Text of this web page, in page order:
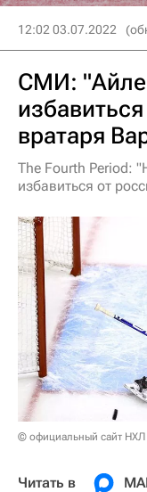
12:02 03.07.2022
СМИ:
вратаря
The Fourth Period:
избавиться от
© официальный сайт НХЛ
Читать в